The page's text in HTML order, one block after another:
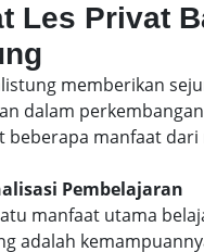
Les Privat
memberikan
dalam
beberapa manfaat
Pembelajaran
manfaat utama
adalah